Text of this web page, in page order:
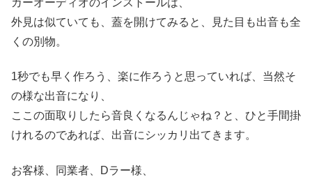
カーオーディオのインストールは、
外見は似ていても、蓋を開けてみると、見た目も出音も全
くの別物。
1秒でも早く作ろう、楽に作ろうと思っていれば、当然そ
の様な出音になり、
ここの面取りしたら音良くなるんじゃね？と、ひと手間掛
けれるのであれば、出音にシッカリ出てきます。
お客様、同業者、Dラー様、